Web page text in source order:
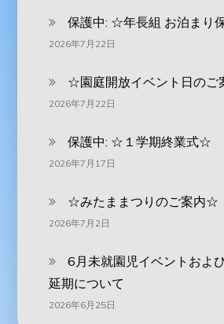
保護中: ‪☆年長組 お泊まり
2026年7月22日
☆園庭開放イベント日の
2026年7月22日
保護中: ☆１学期終業式☆
2026年7月17日
☆みたままつりのご案内☆
2026年7月2日
6月未就園児イベントおよ
延期について
2026年6月25日